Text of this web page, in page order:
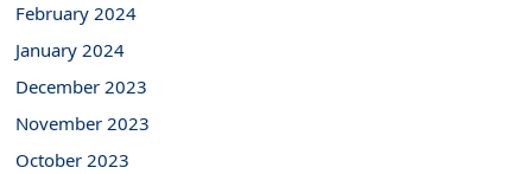
February 2024
January 2024
December 2023
November 2023
October 2023